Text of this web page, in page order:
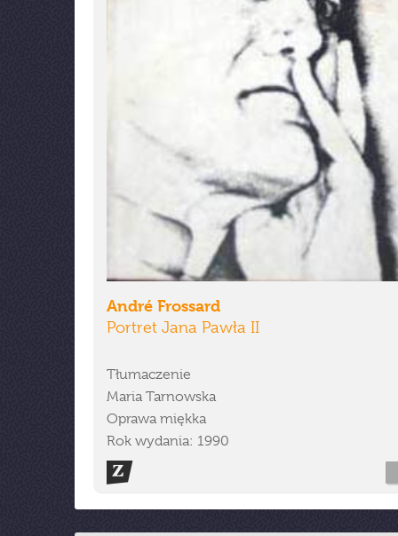
André Frossard
Portret Jana Pawła II
Tłumaczenie
Maria Tarnowska
Oprawa miękka
Rok wydania: 1990